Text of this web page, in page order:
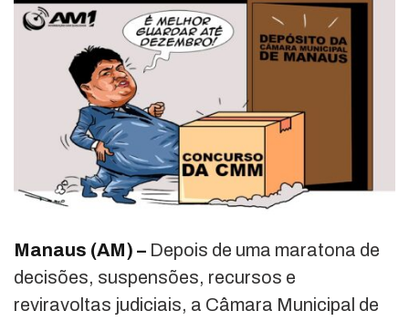
Manaus (AM) – Depois de uma maratona de
decisões, suspensões, recursos e
reviravoltas judiciais, a Câmara Municipal de